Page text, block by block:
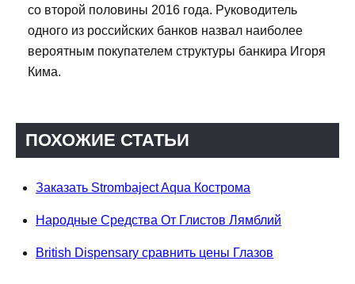
со второй половины 2016 года. Руководитель
одного из российских банков назвал наиболее
вероятным покупателем структуры банкира Игоря
Кима.
ПОХОЖИЕ СТАТЬИ
Заказать Strombaject Aqua Кострома
Народные Средства От Глистов Лямблий
British Dispensary сравнить цены Глазов